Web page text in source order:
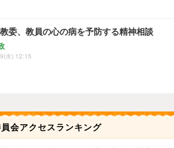
委、教員の心の病を予防する精神相談
水) 12:15
会アクセスランキング